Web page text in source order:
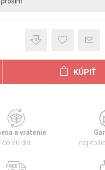
KÚPIŤ
a vrátenie
do 30 dní